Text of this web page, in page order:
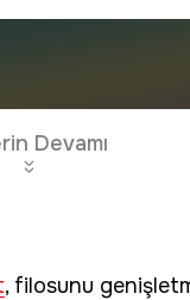
Devamı
, filosunu